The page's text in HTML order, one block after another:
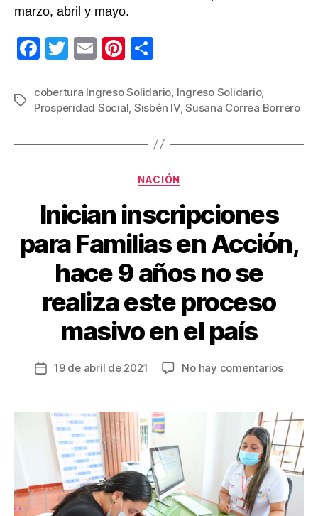
marzo, abril y mayo.
F
c
e
b
k
T
tt
er
E
ail
Pi
er
e
st
m
p
ar
Etiquetas
cobertura Ingreso Solidario Ingreso Solidario,
Prosperidad Social Sisbén IV,Susana Correa Borrero
Categorías
NACIÓN
Inician inscripciones
para Familias en Acción,
hace 9 años no se
realiza este proceso
masivo en el país
Fecha
entrada
19 de abril de 2021 No hay comentariosen
para
en
hace
9
años